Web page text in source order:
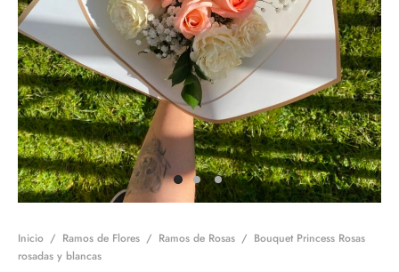
Inicio / Ramos de Flores / Ramos de Rosas / Bouquet Princess Rosas
rosadas y blancas